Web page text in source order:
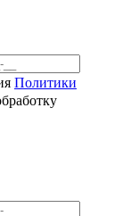
Политики